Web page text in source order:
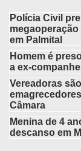
Polícia Civil
em Palmital
Homem é
a ex-
Vereadoras
Câmara
Menina de 4
descanso em